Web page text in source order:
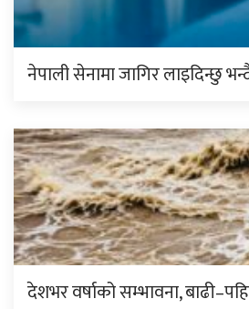
नेपाली सेनामा जागिर लाइदिन्छु
देशभर वर्षाको सम्भावना,